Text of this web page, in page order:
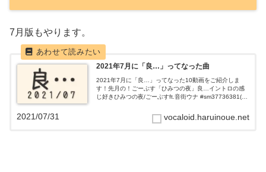
7月版もやります。
2021年7月に「良…」ってなった曲
2021年7月に「良…」ってなった10動画をご紹介しま
す！先月の！ごーぶす「ひみつの夜」良…イントロの感
じ好きひみつの夜/ごーぶすft.音街ウナ #sm37736381(井
vocaloid.haruinoue.net
2021/07/31